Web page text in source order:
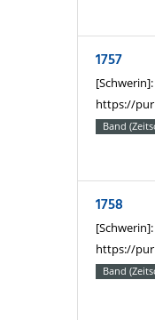
1757
https://
Band
1758
https://
Band